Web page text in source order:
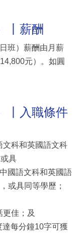
丨薪酬
班）薪酬由月薪
元）。如圓
丨入職條件
文科和英國語文科
具
國語文科和英國語
或具同等學歷；
佳；及
每分鐘10字可獲